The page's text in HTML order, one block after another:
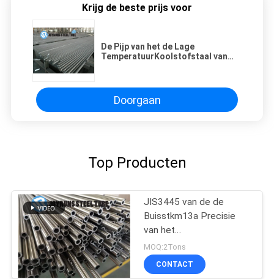
Krijg de beste prijs voor
De Pijp van het de Lage
TemperatuurKoolstofstaal van
Doorgaan
Top Producten
JIS3445 van de de
Buisstkm13a Precisie
van het
Warmtewisselaarstaal
Koudgetrokken Naadloze
het Roestvrije staalbuis
MOQ:2Tons
CONTACT